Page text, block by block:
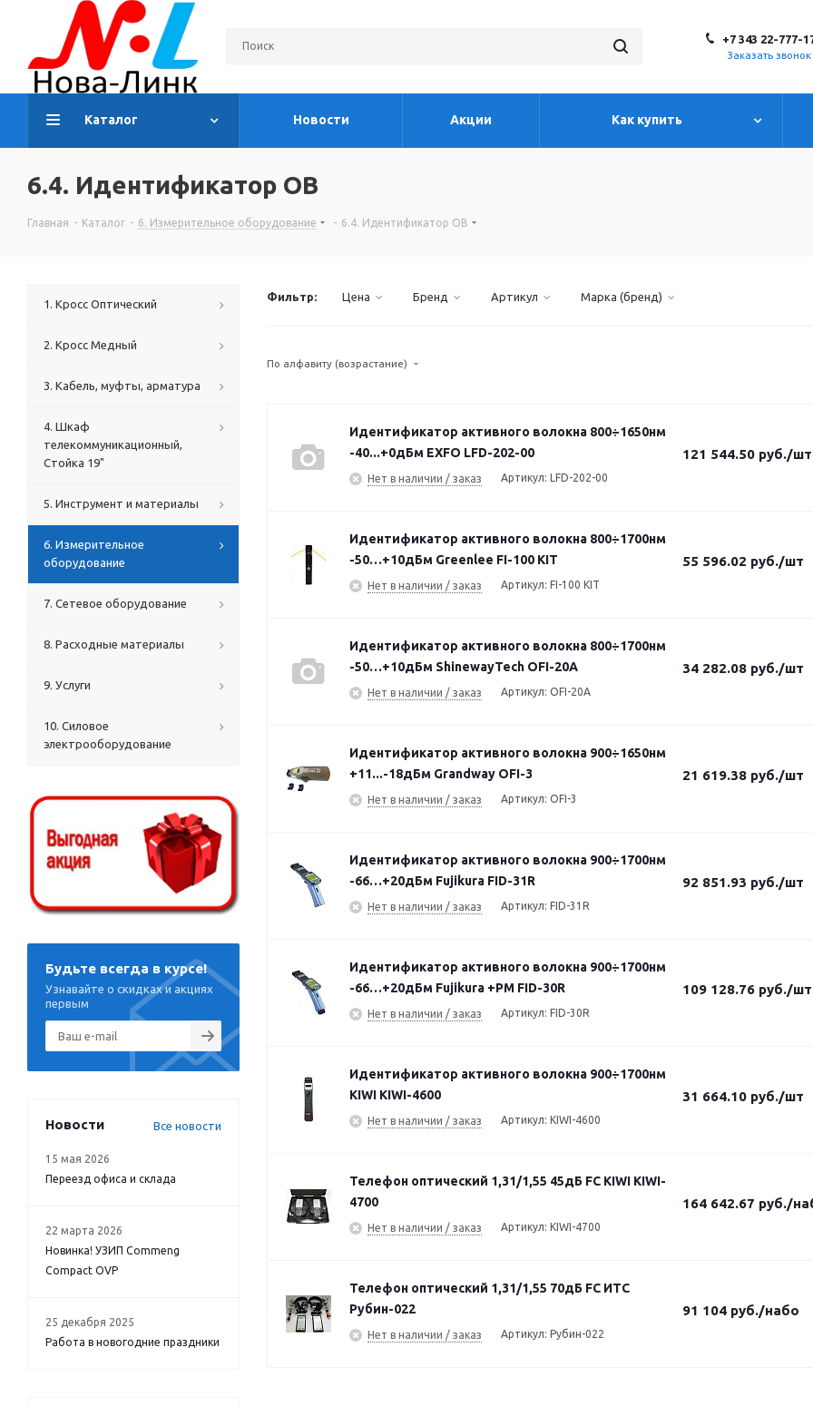
+7 343 22-777-
Заказать звонок
Каталог Новости Акции Как купить
6.4. Идентификатор ОВ
Главная - Каталог - 6. Измерительное оборудование - 6.4. Идентификатор ОВ
Фильтр: Цена Бренд Артикул Марка (бренд)
По алфавиту (возрастание)
Идентификатор активного волокна 800÷1650нм
-40...+0дБм EXFO LFD-202-00
Нет в наличии / заказ Артикул: LFD-202-00
121 544.50 руб./шт
Идентификатор активного волокна 800÷1700нм
-50…+10дБм Greenlee FI-100 KIT
Нет в наличии / заказ Артикул: FI-100 KIT
55 596.02 руб./шт
Идентификатор активного волокна 800÷1700нм
-50…+10дБм ShinewayTech OFI-20A
Нет в наличии / заказ Артикул: OFI-20A
34 282.08 руб./шт
Идентификатор активного волокна 900÷1650нм
+11...-18дБм Grandway OFI-3
Нет в наличии / заказ Артикул: OFI-3
21 619.38 руб./шт
Идентификатор активного волокна 900÷1700нм
-66…+20дБм Fujikura FID-31R
Нет в наличии / заказ Артикул: FID-31R
92 851.93 руб./шт
Идентификатор активного волокна 900÷1700нм
-66…+20дБм Fujikura +PM FID-30R
Нет в наличии / заказ Артикул: FID-30R
109 128.76 руб./шт
Идентификатор активного волокна 900÷1700нм
KIWI KIWI-4600
Нет в наличии / заказ Артикул: KIWI-4600
31 664.10 руб./шт
Телефон оптический 1,31/1,55 45дБ FC KIWI KIWI-
4700
Нет в наличии / заказ Артикул: KIWI-4700
164 642.67 руб./
Телефон оптический 1,31/1,55 70дБ FC ИТС
Рубин-022
Нет в наличии / заказ Артикул: Рубин-022
91 104 руб./набо
1. Кросс Оптический
2. Кросс Медный
3. Кабель, муфты, арматура
4. Шкаф
телекоммуникационный,
Стойка 19"
5. Инструмент и материалы
6. Измерительное
оборудование
7. Сетевое оборудование
8. Расходные материалы
9. Услуги
10. Силовое
электрооборудование
Будьте всегда в курсе!
Узнавайте о скидках и акциях
первым
Новости Все новости
15 мая 2026
Переезд офиса и склада
22 марта 2026
Новинка! УЗИП Commeng
Compact OVP
25 декабря 2025
Работа в новогодние праздники